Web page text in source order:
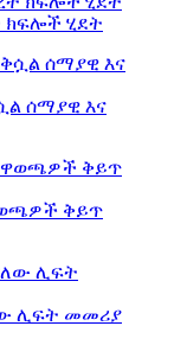
ክፍሎች ሂደት
ሰማያዊ እና
ቅይጥ
ሊፍት መመሪያ